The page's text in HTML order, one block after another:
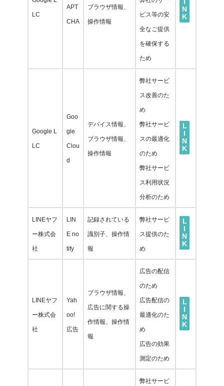
LC
APT
CHA
ブラウザ情報、
操作情報
ビス等の安
全なご提供
を確保する
ため
N
K
Google L
LC
Goo
gle
Clou
d
デバイス情報、
ブラウザ情報、
操作情報
弊社サービ
ス改善のた
め
弊社サービ
スの最適化
のため
弊社サービ
ス利用状況
分析のため
L
I
N
K
LINEヤフ
ー株式会
社
LIN
E no
tify
記録されている
識別子、操作情
報
弊社サービ
ス提供のた
め
L
I
N
K
LINEヤフ
ー株式会
社
Yah
oo!
広告
ブラウザ情報、
広告に関する操
作情報、操作情
報
広告の配信
のため
広告配信の
最適化のた
め
広告の効果
測定のため
L
I
N
K
弊社サービ